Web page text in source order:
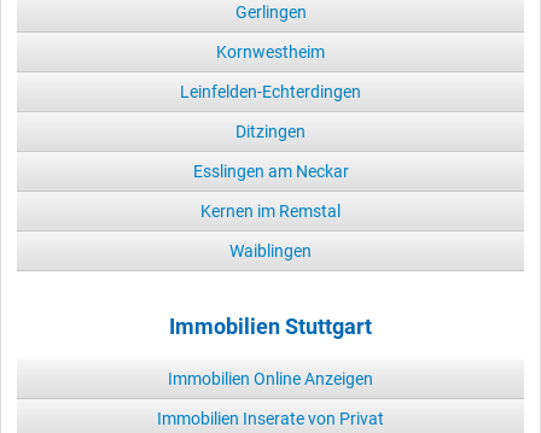
Gerlingen
Kornwestheim
Leinfelden-Echterdingen
Ditzingen
Esslingen am Neckar
Kernen im Remstal
Waiblingen
Immobilien Stuttgart
Immobilien Online Anzeigen
Immobilien Inserate von Privat